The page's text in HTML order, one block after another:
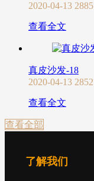
2020-04-13 2885
查看全文
真皮沙发-18
2020-04-13 2852
查看全文
查看全部
了解我们